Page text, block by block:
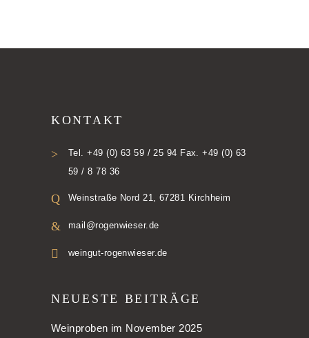
KONTAKT
Tel. +49 (0) 63 59 / 25 94 Fax. +49 (0) 63
59 / 8 78 36
Weinstraße Nord 21, 67281 Kirchheim
mail@rogenwieser.de
weingut-rogenwieser.de
NEUESTE BEITRÄGE
Weinproben im November 2025